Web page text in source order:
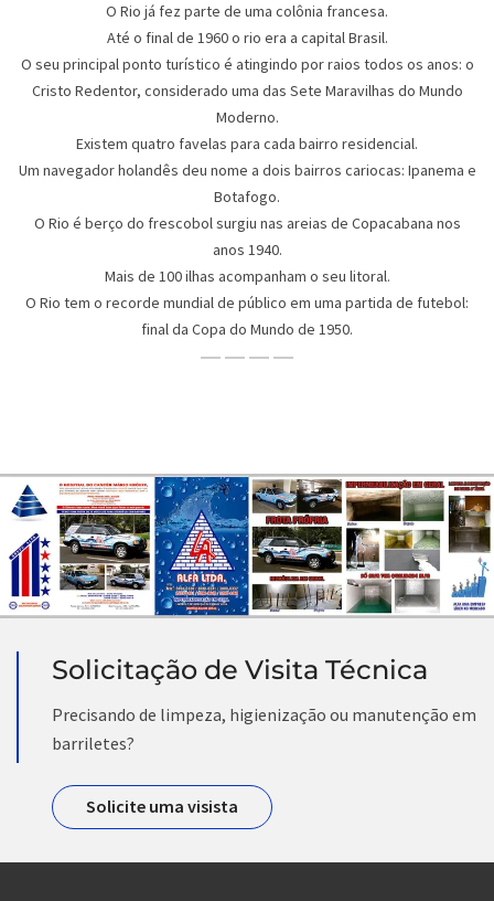
O Rio já fez parte de uma colônia francesa.
Até o final de 1960 o rio era a capital Brasil.
O seu principal ponto turístico é atingindo por raios todos os anos: o
Cristo Redentor, considerado uma das Sete Maravilhas do Mundo
Moderno.
Existem quatro favelas para cada bairro residencial.
Um navegador holandês deu nome a dois bairros cariocas: Ipanema e
Botafogo.
O Rio é berço do frescobol surgiu nas areias de Copacabana nos
anos 1940.
Mais de 100 ilhas acompanham o seu litoral.
O Rio tem o recorde mundial de público em uma partida de futebol:
final da Copa do Mundo de 1950.
Solicitação de Visita Técnica
Precisando de limpeza, higienização ou manutenção em
barriletes?
Solicite uma visista